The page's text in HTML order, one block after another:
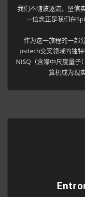
我们不随波逐流，坚信
一信念正是我们在
作为这一旅程的一部
psitech交叉领域的独
NISQ （含噪中尺度量
算机成为现